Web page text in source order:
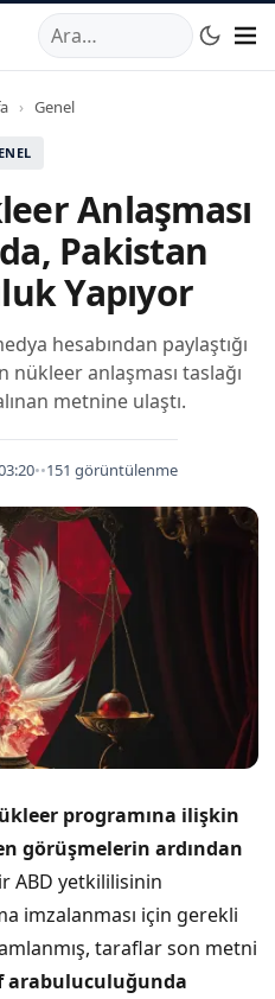
34520TRTelefon:0850
› Genel
Anlaşması
Pakistan
Yapıyor
hesabından paylaştığı
nükleer anlaşması taslağı
metnine ulaştı.
••151 görüntülenme
programına ilişkin
görüşmelerin ardından
ABD yetkililisinin
imzalanması için gerekli
taraflar son metni
arabuluculuğunda